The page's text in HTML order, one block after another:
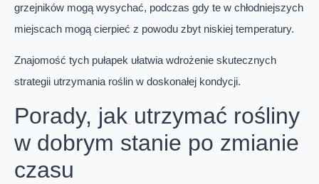
grzejników mogą wysychać, podczas gdy te w chłodniejszych
miejscach mogą cierpieć z powodu zbyt niskiej temperatury.
Znajomość tych pułapek ułatwia wdrożenie skutecznych
strategii utrzymania roślin w doskonałej kondycji.
Porady, jak utrzymać rośliny
w dobrym stanie po zmianie
czasu